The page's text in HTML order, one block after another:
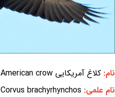
نام: کلاغ آمریکایی American crow
نام علمی: Corvus brachyrhynchos